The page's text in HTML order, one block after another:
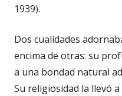
1939).
Dos cualidades
encima de otras: su
a una bondad natural
Su religiosidad la llevó